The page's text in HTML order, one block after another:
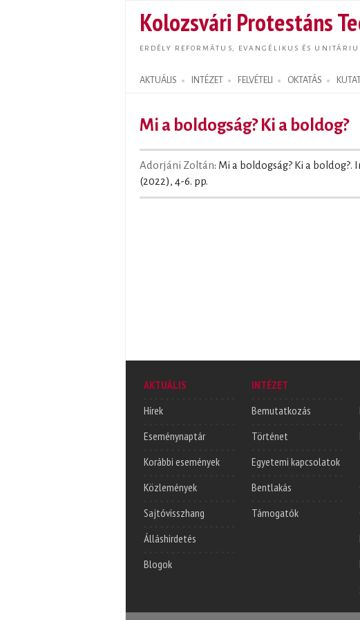
Kolozsvári Protestáns
ERDÉLY REFORMÁTUS, EVANGÉLIKUS ÉS
AKTUÁLIS INTÉZET FELVÉTELI OKTATÁS
Search form
Mi a boldogság? Ki a boldog?
Adorjáni Zoltán: Mi a boldogság? Ki a boldog?.
(2022), 4-6. pp.
AKTUÁLIS
Hírek
Eseménynaptár
Korábbi események
Közlemények
Sajtóvisszhang
Álláshirdetés
Blogok
INTÉZET
Bemutatkozás
Történet
Egyetemi kapcsolatok
Bentlakás
Támogatók